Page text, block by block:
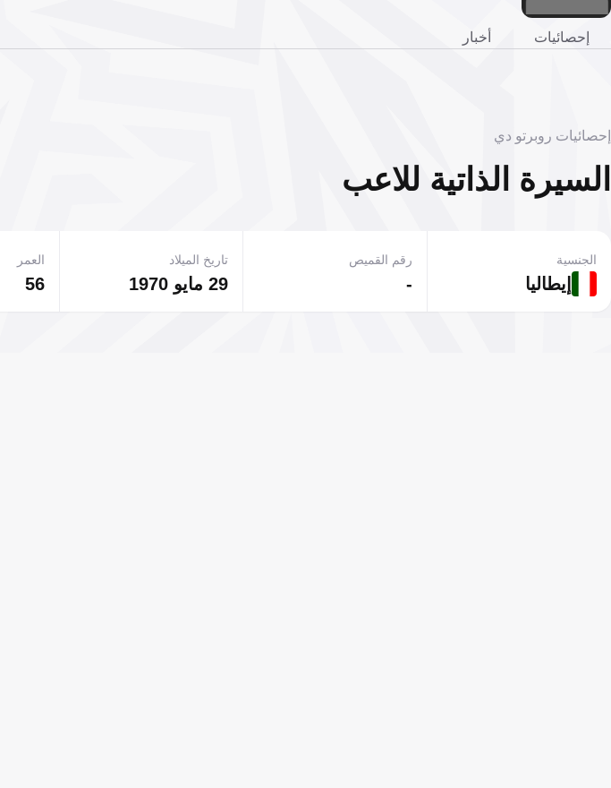
إحصائيات أخبار
إحصائيات روبرتو دي
السيرة الذاتية للاعب
إيطاليا
الجنسية
-
رقم القميص
29 مايو 1970
تاريخ الميلاد
56
العمر